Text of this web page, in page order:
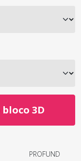
bloco 3D
PROFUND